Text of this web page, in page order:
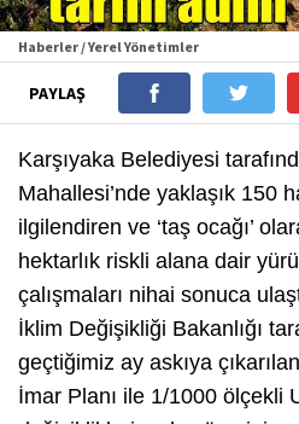
Haberler / Yerel Yönetimler
PAYLAŞ
Karşıyaka Belediyesi
Mahallesi’nde yaklaşık 150
ilgilendiren ve ‘taş ocağı’
hektarlık riskli alana dair
çalışmaları nihai sonuca
İklim Değişikliği Bakanlığı
geçtiğimiz ay askıya
İmar Planı ile 1/1000 ölçekli